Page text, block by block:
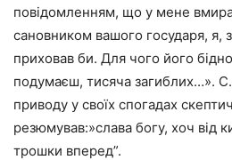
повідомленням, що у мене
сановником вашого государя, я,
приховав би. Для чого його
подумаєш, тисяча загиблих…».
приводу у своїх спогадах
резюмував:»слава богу, хоч від
трошки вперед”.